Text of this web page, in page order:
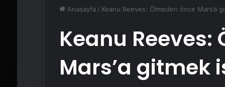
Anasayfa / Keanu Reeves: Ölmeden önce Mars’a
Keanu Reeves:
Mars’a gitmek